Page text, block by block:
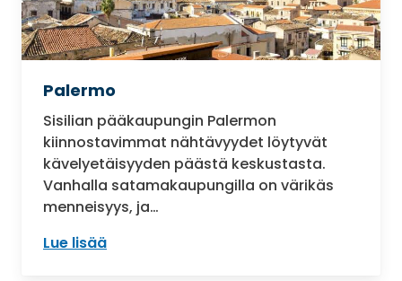
Palermo
Sisilian pääkaupungin Palermon
kiinnostavimmat nähtävyydet löytyvät
kävelyetäisyyden päästä keskustasta.
Vanhalla satamakaupungilla on värikäs
menneisyys, ja…
Lue lisää